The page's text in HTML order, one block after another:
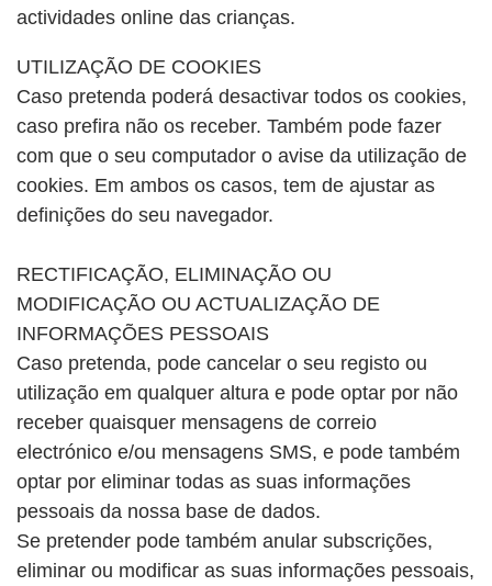
actividades online das crianças.
UTILIZAÇÃO DE COOKIES
Caso pretenda poderá desactivar todos os cookies,
caso prefira não os receber. Também pode fazer
com que o seu computador o avise da utilização de
cookies. Em ambos os casos, tem de ajustar as
definições do seu navegador.
RECTIFICAÇÃO, ELIMINAÇÃO OU
MODIFICAÇÃO OU ACTUALIZAÇÃO DE
INFORMAÇÕES PESSOAIS
Caso pretenda, pode cancelar o seu registo ou
utilização em qualquer altura e pode optar por não
receber quaisquer mensagens de correio
electrónico e/ou mensagens SMS, e pode também
optar por eliminar todas as suas informações
pessoais da nossa base de dados.
Se pretender pode também anular subscrições,
eliminar ou modificar as suas informações pessoais,